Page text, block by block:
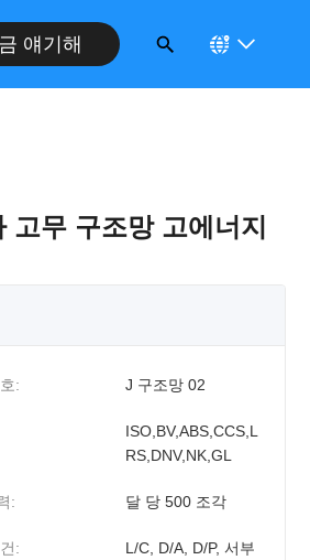
얘기해
무 구조망 고에너지
: J 구조망 02
ISO,BV,ABS,CCS,L
RS,DNV,NK,GL
: 달 당 500 조각
:
L/C, D/A, D/P, 서부